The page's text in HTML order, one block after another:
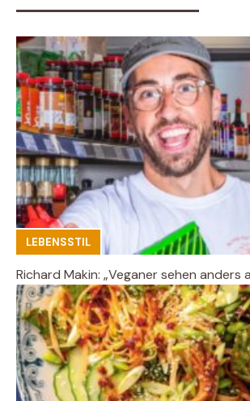
LEBENSSTIL
Richard Makin: „Veganer sehen anders